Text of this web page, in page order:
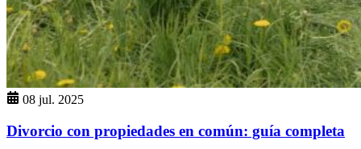
08 jul. 2025
Divorcio con propiedades en común: guía completa